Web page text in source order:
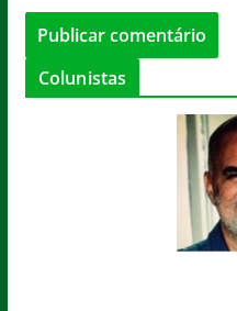
Colunistas